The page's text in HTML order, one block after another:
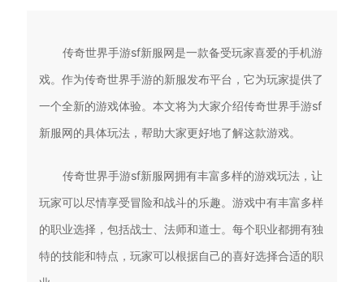
传奇世界手游sf新服网是一款备受玩家喜爱的手机游
戏。作为传奇世界手游的新服发布平台，它为玩家提供了
一个全新的游戏体验。本文将为大家介绍传奇世界手游sf
新服网的具体玩法，帮助大家更好地了解这款游戏。
传奇世界手游sf新服网拥有丰富多样的游戏玩法，让
玩家可以尽情享受冒险和战斗的乐趣。游戏中有丰富多样
的职业选择，包括战士、法师和道士。每个职业都拥有独
特的技能和特点，玩家可以根据自己的喜好选择合适的职